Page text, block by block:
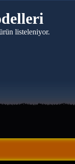
listeleniyor.